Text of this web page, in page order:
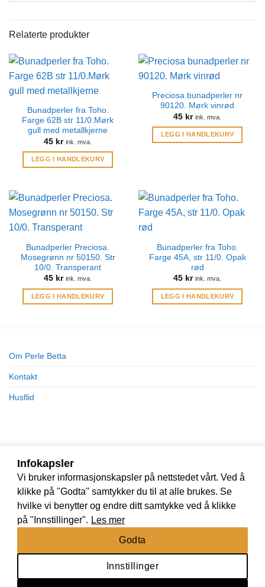
Infokapsler
Vi bruker informasjonskapsler på nettstedet vårt. Ved å
klikke på "Godta" samtykker du til at alle brukes. Se
hvilke vi benytter og endre ditt samtykke ved å klikke
på "Innstillinger". Les mer
Innstillinger
Godta
Relaterte produkter
Bunadperler fra Toho.
Farge 62B str 11/0.Mørk
gull med metallkjerne
45 kr ink. mva.
LEGG I HANDLEKURV
Preciosa bunadperler nr
90120. Mørk vinrød
45 kr ink. mva.
LEGG I HANDLEKURV
Bunadperler Preciosa.
Mosegrønn nr 50150. Str
10/0. Transperant
45 kr ink. mva.
LEGG I HANDLEKURV
Bunadperler fra Toho.
Farge 45A, str 11/0. Opak
rød
45 kr ink. mva.
LEGG I HANDLEKURV
Om Perle Betta
Kontakt
Husflid
Nettbutikk levert avNettrakett.no